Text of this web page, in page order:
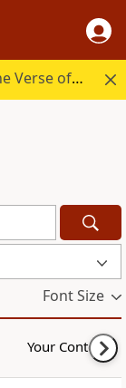
Start your day in God's Word with the Verse of the Day.
Font Size
Your Content